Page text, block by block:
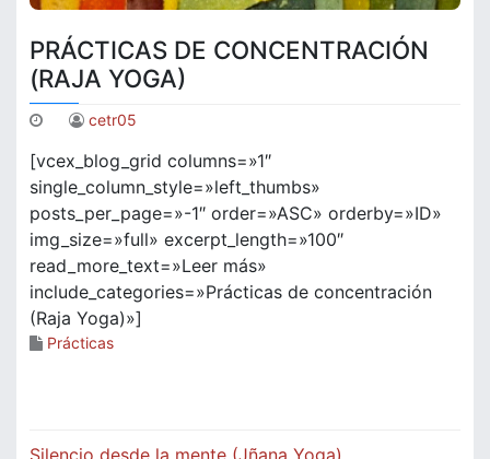
PRÁCTICAS DE CONCENTRACIÓN
(RAJA YOGA)
cetr05
[vcex_blog_grid columns=»1″
single_column_style=»left_thumbs»
posts_per_page=»-1″ order=»ASC» orderby=»ID»
img_size=»full» excerpt_length=»100″
read_more_text=»Leer más»
include_categories=»Prácticas de concentración
(Raja Yoga)»]
Prácticas
Navegación
Silencio desde la mente (Jñana Yoga)